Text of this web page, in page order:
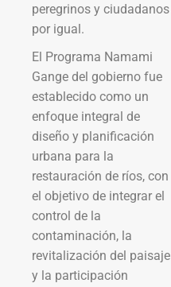
peregrinos y ciudadanos
por igual.
El Programa Namami
Gange del gobierno fue
establecido como un
enfoque integral de
diseño y planificación
urbana para la
restauración de ríos, con
el objetivo de integrar el
control de la
contaminación, la
revitalización del paisaje
y la participación